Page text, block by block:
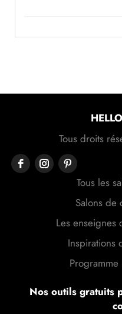
Tous droits
Tous les
Salons de
Les enseignes
Inspirations
Nos outils gratuits